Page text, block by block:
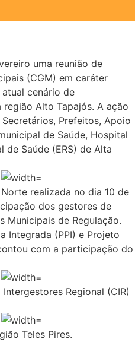
uma reunião de
(CGM) em caráter
cenário de
Alto Tapajós. A ação
Prefeitos, Apoio
de Saúde, Hospital
de Saúde (ERS) de Alta
realizada no dia 10 de
dos gestores de
Municipais de Regulação.
Integrada (PPI) e Projeto
com a participação do
Regional (CIR)
Teles Pires.